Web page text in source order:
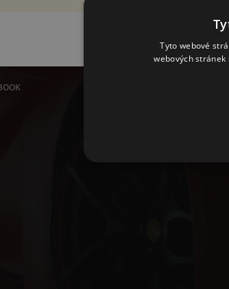
Tyto webové
webových